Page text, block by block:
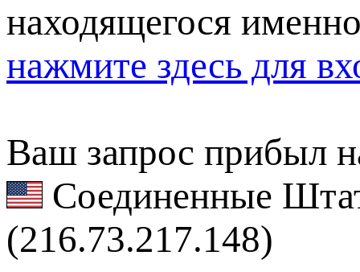
находящегося
нажмите здесь для
Ваш запрос прибыл
Соединенные
(216.73.217.148)